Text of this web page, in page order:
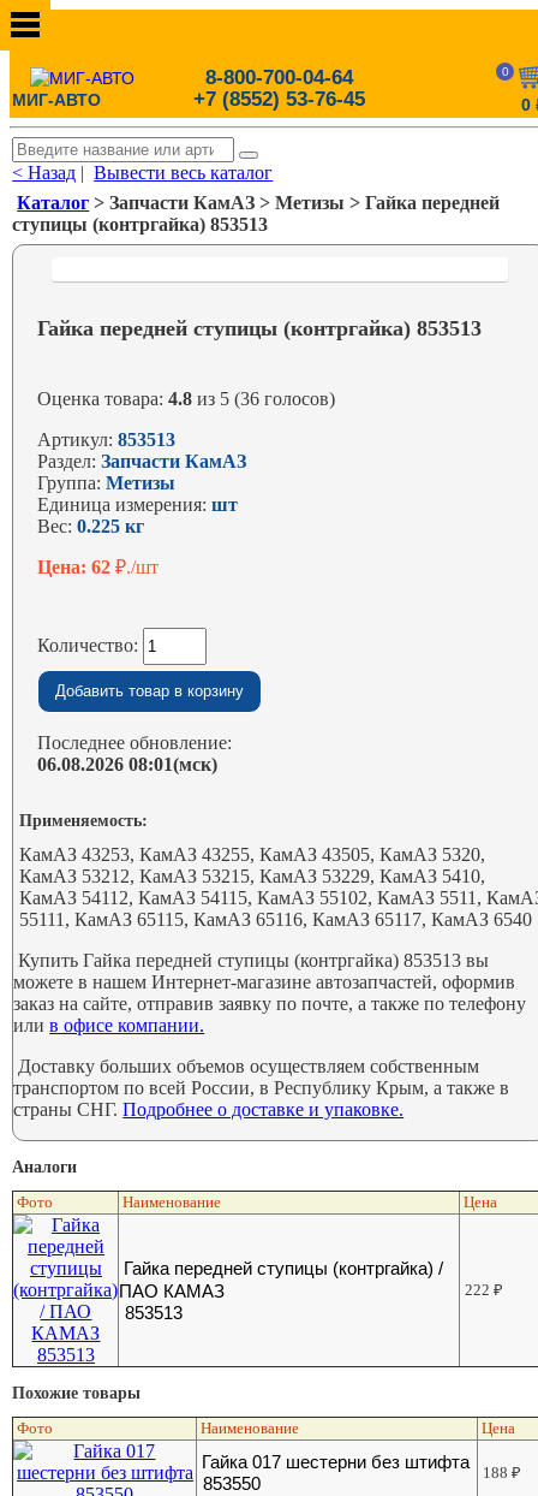
МИГ-АВТО
8-800-700-04-64
+7 (8552) 53-76-45
0
0
< Назад |Вывести весь каталог
Каталог > Запчасти КамАЗ > Метизы > Гайка передней
ступицы (контргайка) 853513
Гайка передней ступицы (контргайка) 853513
Оценка товара:4.8 из 5 (36 голосов)
Артикул:853513
Раздел:Запчасти КамАЗ
Группа:Метизы
Единица измерения:шт
Вес:0.225 кг
Цена: 62₽./шт
Количество:
Последнее обновление:
06.08.2026 08:01(мск)
Применяемость:
КамАЗ 43253, КамАЗ 43255, КамАЗ 43505, КамАЗ 5320,
КамАЗ 53212, КамАЗ 53215, КамАЗ 53229, КамАЗ 5410,
КамАЗ 54112, КамАЗ 54115, КамАЗ 55102, КамАЗ 5511,
55111, КамАЗ 65115, КамАЗ 65116, КамАЗ 65117, КамАЗ 6540
Купить Гайка передней ступицы (контргайка) 853513 вы
можете в нашем Интернет-магазине автозапчастей, оформив
заказ на сайте, отправив заявку по почте, а также по телефону
илив офисе компании.
Доставку больших объемов осуществляем собственным
транспортом по всей России, в Республику Крым, а также в
страны СНГ.Подробнее о доставке и упаковке.
Аналоги
Фото Наименование Цена
Гайка передней ступицы (контргайка) /
ПАО КАМАЗ
853513
222₽
Похожие товары
Фото Наименование Цена
Гайка 017 шестерни без штифта
853550
188₽